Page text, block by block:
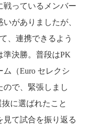
戦っているメンバー
がありましたが、
、連携できるよう
準決勝。普段はPK
（Euro セレクシ
ので、緊張しまし
に選ばれたこと
見て試合を振り返る